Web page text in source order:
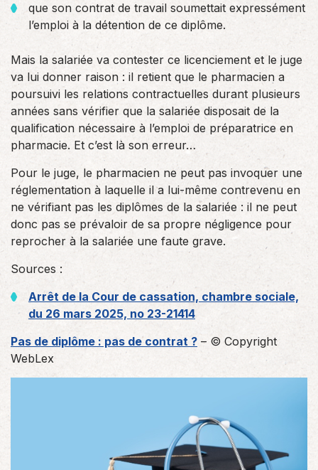
que son contrat de travail soumettait expressément
l’emploi à la détention de ce diplôme.
Mais la salariée va contester ce licenciement et le juge
va lui donner raison : il retient que le pharmacien a
poursuivi les relations contractuelles durant plusieurs
années sans vérifier que la salariée disposait de la
qualification nécessaire à l’emploi de préparatrice en
pharmacie. Et c’est là son erreur…
Pour le juge, le pharmacien ne peut pas invoquer une
réglementation à laquelle il a lui-même contrevenu en
ne vérifiant pas les diplômes de la salariée : il ne peut
donc pas se prévaloir de sa propre négligence pour
reprocher à la salariée une faute grave.
Sources :
Arrêt de la Cour de cassation, chambre sociale,
du 26 mars 2025, no 23-21414
Pas de diplôme : pas de contrat ? – © Copyright
WebLex